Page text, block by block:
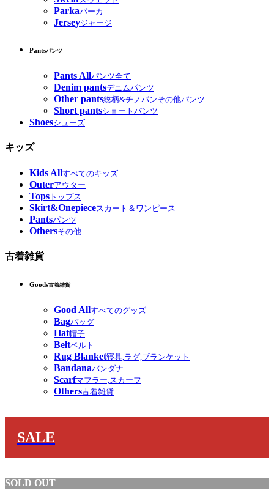
Parkaパーカ
Jerseyジャージ
Pantsパンツ
Pants Allパンツ全て
Denim pantsデニムパンツ
Other pants総柄&チノパンその他パンツ
Short pantsショートパンツ
Shoesシューズ
キッズ
Kids Allすべてのキッズ
Outerアウター
Tops トップス
Skirt&Onepieceスカート＆ワンピース
Pantsパンツ
Othersその他
古着雑貨
Goods古着雑貨
Good Allすべてのグッズ
Bagバッグ
Hat帽子
Beltベルト
Rug Blanket寝具,ラグ,ブランケット
Bandanaバンダナ
Scarfマフラー,スカーフ
Others古着雑貨
SALE
SOLD OUT